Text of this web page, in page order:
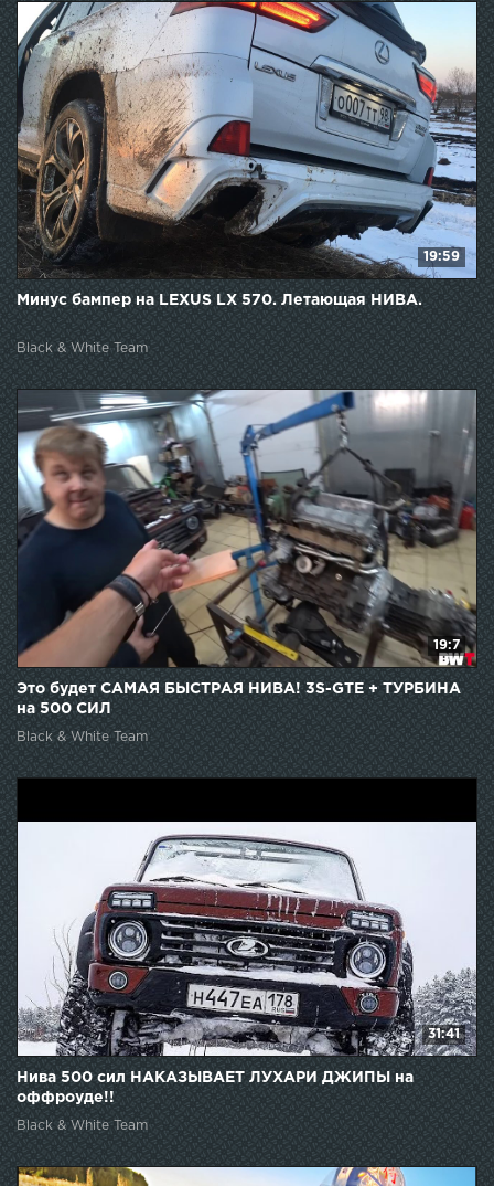
19:59
Минус бампер на LEXUS LX 570. Летающая НИВА.
Black & White Team
19:7
Это будет САМАЯ БЫСТРАЯ НИВА! 3S-GTE + ТУРБИНА
на 500 СИЛ
Black & White Team
31:41
Нива 500 сил НАКАЗЫВАЕТ ЛУХАРИ ДЖИПЫ на
оффроуде!!
Black & White Team